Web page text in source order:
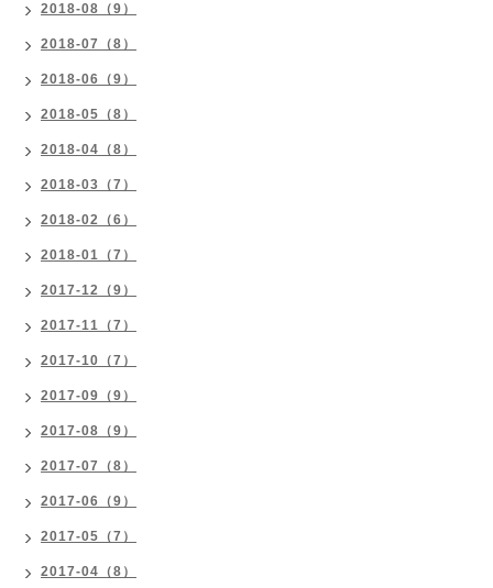
2018-08（9）
2018-07（8）
2018-06（9）
2018-05（8）
2018-04（8）
2018-03（7）
2018-02（6）
2018-01（7）
2017-12（9）
2017-11（7）
2017-10（7）
2017-09（9）
2017-08（9）
2017-07（8）
2017-06（9）
2017-05（7）
2017-04（8）